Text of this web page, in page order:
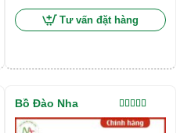
Tư vấn đặt hàng
Được xếp
hạng5.00
Bồ Đào Nha